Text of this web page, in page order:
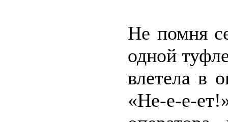
Не помня
одной
влетела в
«Не-е-е-